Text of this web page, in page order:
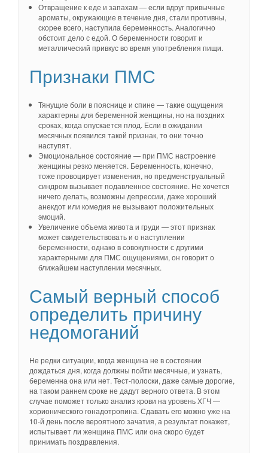
Отвращение к еде и запахам — если вдруг привычные
ароматы, окружающие в течение дня, стали противны,
скорее всего, наступила беременность. Аналогично
обстоит дело с едой. О беременности говорит и
металлический привкус во время употребления пищи.
Признаки ПМС
Тянущие боли в пояснице и спине — такие ощущения
характерны для беременной женщины, но на поздних
сроках, когда опускается плод. Если в ожидании
месячных появился такой признак, то они точно
наступят.
Эмоциональное состояние — при ПМС настроение
женщины резко меняется. Беременность, конечно,
тоже провоцирует изменения, но предменструальный
синдром вызывает подавленное состояние. Не хочется
ничего делать, возможны депрессии, даже хороший
анекдот или комедия не вызывают положительных
эмоций.
Увеличение объема живота и груди — этот признак
может свидетельствовать и о наступлении
беременности, однако в совокупности с другими
характерными для ПМС ощущениями, он говорит о
ближайшем наступлении месячных.
Самый верный способ
определить причину
недомоганий
Не редки ситуации, когда женщина не в состоянии
дождаться дня, когда должны пойти месячные, и узнать,
беременна она или нет. Тест-полоски, даже самые дорогие,
на таком раннем сроке не дадут верного ответа. В этом
случае поможет только анализ крови на уровень ХГЧ —
хорионического гонадотропина. Сдавать его можно уже на
10-й день после вероятного зачатия, а результат покажет,
испытывает ли женщина ПМС или она скоро будет
принимать поздравления.